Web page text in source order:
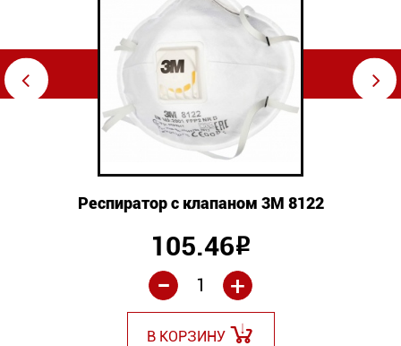
⇦
Респиратор с клапаном 3М 8122
105.46Р
+
-
В КОРЗИНУ
⇨